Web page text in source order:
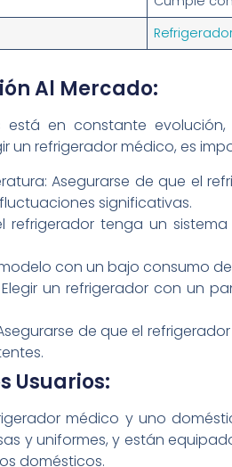
Al Mercado:
está en constante
un refrigerador médico, es
Asegurarse de que el
significativas.
refrigerador tenga un
con un bajo consumo
un refrigerador con un
de que el
Usuarios:
médico y uno
y uniformes, y están
domésticos.